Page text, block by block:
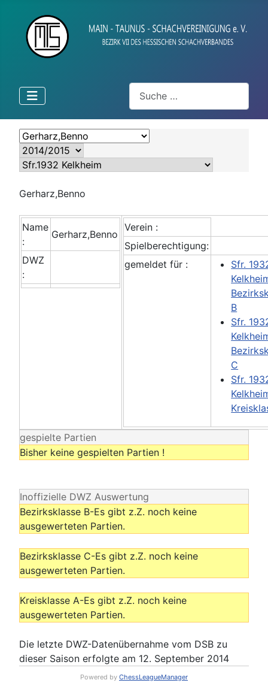
Suchen
Gerharz,Benno
Name
:
Gerharz,Benno
DWZ
:
Verein :
Spielberechtigung:
gemeldet für :
Sfr.
B
Sfr.
C
Sfr.
gespielte Partien
Bisher keine gespielten Partien !
Inoffizielle DWZ Auswertung
Bezirksklasse B-Es gibt z.Z. noch keine
ausgewerteten Partien.
Bezirksklasse C-Es gibt z.Z. noch keine
ausgewerteten Partien.
Kreisklasse A-Es gibt z.Z. noch keine
ausgewerteten Partien.
Die letzte DWZ-Datenübernahme vom DSB zu
dieser Saison erfolgte am 12. September 2014
Powered by ChessLeagueManager